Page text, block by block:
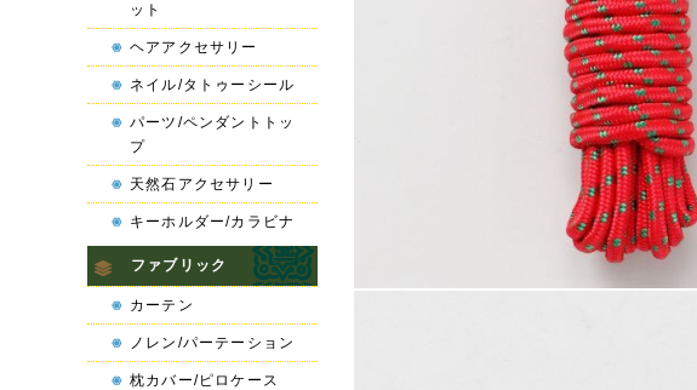
ット
ヘアアクセサリー
ネイル/タトゥーシール
パーツ/ペンダントトッ
プ
天然石アクセサリー
キーホルダー/カラビナ
ファブリック
カーテン
ノレン/パーテーション
枕カバー/ピロケース